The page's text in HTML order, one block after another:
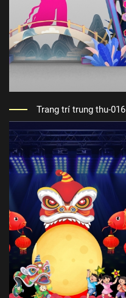
Trang trí trung thu-016